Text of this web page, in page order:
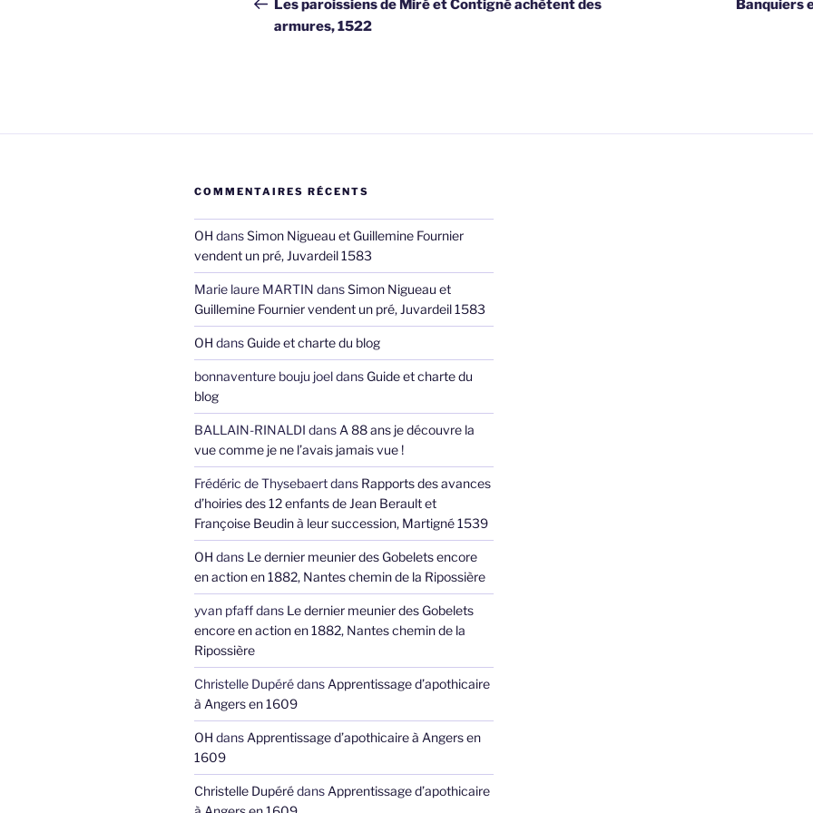
l’article
Les paroissiens de Miré et Contigné achètent des
armures, 1522
Banquiers
COMMENTAIRES RÉCENTS
OH dansSimon Nigueau et Guillemine Fournier
vendent un pré, Juvardeil 1583
Marie laure MARTIN dansSimon Nigueau et
Guillemine Fournier vendent un pré, Juvardeil 1583
OH dans Guide et charte du blog
bonnaventure bouju joeldans Guide et charte du
blog
BALLAIN-RINALDI dans A 88 ans je découvre la
vue comme je ne l’avais jamais vue !
Frédéric de Thysebaertdans Rapports des avances
d’hoiries des 12 enfants de Jean Berault et
Françoise Beudin à leur succession, Martigné 1539
OH dans Le dernier meunier des Gobelets encore
en action en 1882, Nantes chemin de la Ripossière
yvan pfaffdans Le dernier meunier des Gobelets
encore en action en 1882, Nantes chemin de la
Ripossière
Christelle Dupérédans Apprentissage d’apothicaire
à Angers en 1609
OH dans Apprentissage d’apothicaire à Angers en
1609
Christelle Dupérédans Apprentissage d’apothicaire